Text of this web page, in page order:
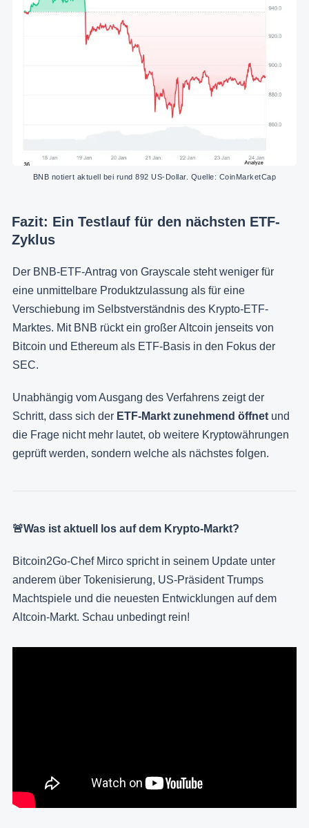
BNB notiert aktuell bei rund 892 US-Dollar. Quelle: CoinMarketCap
Fazit: Ein Testlauf für den nächsten ETF-
Zyklus
Der BNB-ETF-Antrag von Grayscale steht weniger für
eine unmittelbare Produktzulassung als für eine
Verschiebung im Selbstverständnis des Krypto-ETF-
Marktes. Mit BNB rückt ein großer Altcoin jenseits von
Bitcoin und Ethereum als ETF-Basis in den Fokus der
SEC.
Unabhängig vom Ausgang des Verfahrens zeigt der
Schritt, dass sich der ETF-Markt zunehmend öffnet und
die Frage nicht mehr lautet, ob weitere Kryptowährungen
geprüft werden, sondern welche als nächstes folgen.
🚨Was ist aktuell los auf dem Krypto-Markt?
Bitcoin2Go-Chef Mirco spricht in seinem Update unter
anderem über Tokenisierung, US-Präsident Trumps
Machtspiele und die neuesten Entwicklungen auf dem
Altcoin-Markt. Schau unbedingt rein!